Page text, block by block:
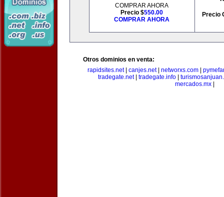
COMPRAR AHORA
Precio $550.00
COMPRAR AHORA
Precio
Otros dominios en venta:
rapidsites.net| canjes.net| networxs.com|
tradegate.net| tradegate.info
mercados.mx|